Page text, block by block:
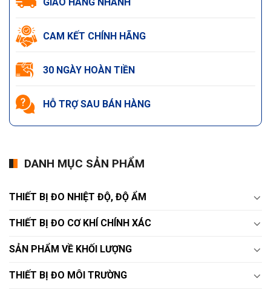
CAM KẾT CHÍNH HÃNG
30 NGÀY HOÀN TIỀN
HỖ TRỢ SAU BÁN HÀNG
DANH MỤC SẢN PHẨM
THIẾT BỊ ĐO NHIỆT ĐỘ, ĐỘ ẨM
THIẾT BỊ ĐO CƠ KHÍ CHÍNH XÁC
SẢN PHẨM VỀ KHỐI LƯỢNG
THIẾT BỊ ĐO MÔI TRƯỜNG